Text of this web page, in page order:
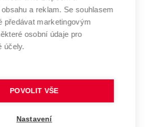
fondů
V BRNĚ
www.vut.cz
vut@vutbr.cz
a reklam. Se souhlasem
předávat marketingovým
osobní údaje pro
účely.
POVOLIT VŠE
Nastavení